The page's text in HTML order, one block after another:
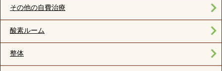
その他の自費治療
酸素ルーム
整体